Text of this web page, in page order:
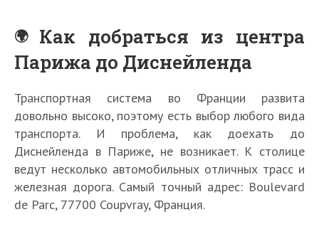
Как добраться из центра
Парижа до Диснейленда
Транспортная система во Франции развита
довольно высоко, поэтому есть выбор любого вида
транспорта. И проблема, как доехать до
Диснейленда в Париже, не возникает. К столице
ведут несколько автомобильных отличных трасс и
железная дорога. Самый точный адрес: Boulevard
de Parc, 77700 Coupvray, Франция.